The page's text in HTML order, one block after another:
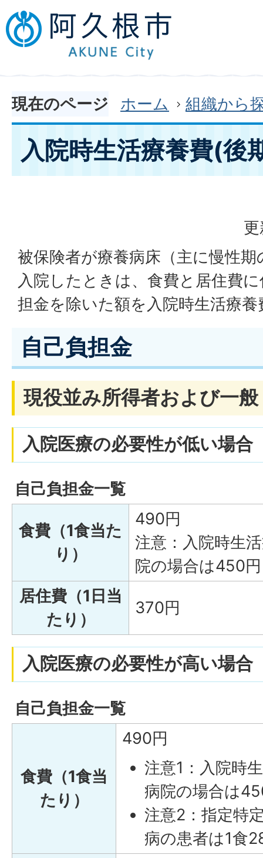
現在のページ ホーム 組織から
入院時生活療養費(後
被保険者が療養病床（主に慢性
入院したときは、食費と居住費
担金を除いた額を入院時生活療
自己負担金
現役並み所得者および一般
入院医療の必要性が低い場合
自己負担金一覧
食費（1食当た
り）
490円
注意：入院時生
院の場合は450円
居住費（1日当
たり）
370円
入院医療の必要性が高い場合
自己負担金一覧
食費（1食当
たり）
490円
注意1：入院時
病院の場合は
注意2：指定特
病の患者は1食